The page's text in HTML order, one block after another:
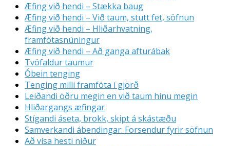
Æfing við hendi – Stækka baug
Æfing við hendi – Við taum, stutt fet, söfnun
Æfing við hendi – Hliðarhvatning,
framfótasnúningur
Æfing við hendi – Að ganga afturábak
Tvöfaldur taumur
Óbein tenging
Tenging milli framfóta í gjörð
Leiðandi öðru megin en við taum hinu megin
Hliðargangs æfingar
Stígandi áseta, brokk, skipt á skástæðu
Samverkandi ábendingar: Forsendur fyrir söfnun
Að vísa hesti niður